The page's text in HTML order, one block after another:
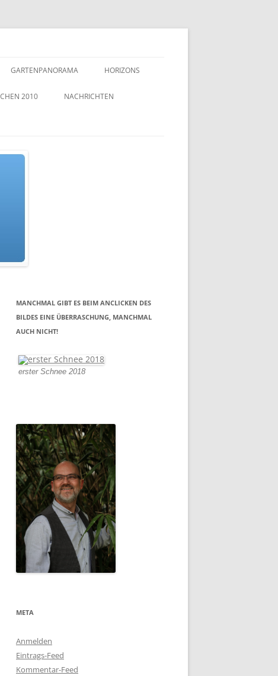
GARTENPANORAMA HORIZONS
2010 NACHRICHTEN
MANCHMAL GIBT ES BEIM ANCLICKEN DES
BILDES EINE ÜBERRASCHUNG, MANCHMAL
AUCH NICHT!
erster Schnee 2018
META
Anmelden
Eintrags-Feed
Kommentar-Feed